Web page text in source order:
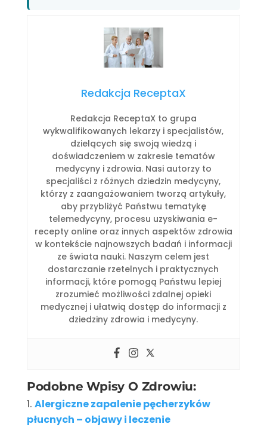
Redakcja ReceptaX
Redakcja ReceptaX to grupa
wykwalifikowanych lekarzy i specjalistów,
dzielących się swoją wiedzą i
doświadczeniem w zakresie tematów
medycyny i zdrowia. Nasi autorzy to
specjaliści z różnych dziedzin medycyny,
którzy z zaangażowaniem tworzą artykuły,
aby przybliżyć Państwu tematykę
telemedycyny, procesu uzyskiwania e-
recepty online oraz innych aspektów zdrowia
w kontekście najnowszych badań i informacji
ze świata nauki. Naszym celem jest
dostarczanie rzetelnych i praktycznych
informacji, które pomogą Państwu lepiej
zrozumieć możliwości zdalnej opieki
medycznej i ułatwią dostęp do informacji z
dziedziny zdrowia i medycyny.
Podobne Wpisy O Zdrowiu:
Alergiczne zapalenie pęcherzyków
płucnych – objawy i leczenie